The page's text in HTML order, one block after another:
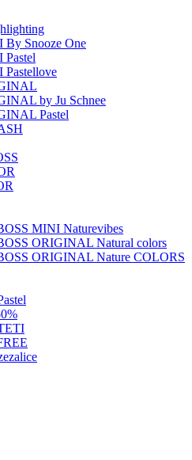
Snooze One
by Ju Schnee
Pastel
MINI Naturevibes
ORIGINAL Natural colors
ORIGINAL Nature COLORS